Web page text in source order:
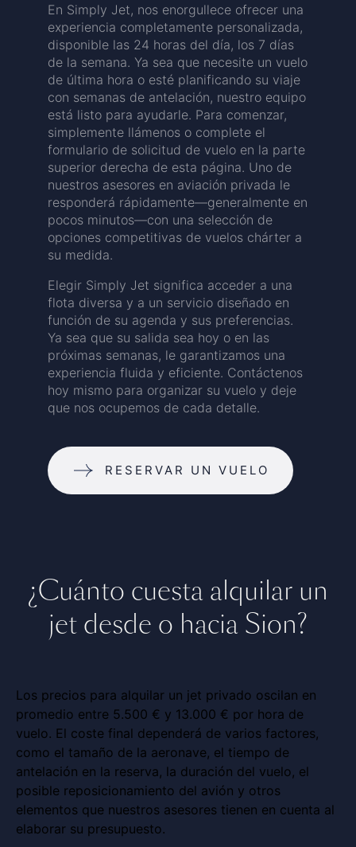
En Simply Jet, nos enorgullece ofrecer una
experiencia completamente personalizada,
disponible las 24 horas del día, los 7 días
de la semana. Ya sea que necesite un vuelo
de última hora o esté planificando su viaje
con semanas de antelación, nuestro equipo
está listo para ayudarle. Para comenzar,
simplemente llámenos o complete el
formulario de solicitud de vuelo en la parte
superior derecha de esta página. Uno de
nuestros asesores en aviación privada le
responderá rápidamente—generalmente en
pocos minutos—con una selección de
opciones competitivas de vuelos chárter a
su medida.
Elegir Simply Jet significa acceder a una
flota diversa y a un servicio diseñado en
función de su agenda y sus preferencias.
Ya sea que su salida sea hoy o en las
próximas semanas, le garantizamos una
experiencia fluida y eficiente. Contáctenos
hoy mismo para organizar su vuelo y deje
que nos ocupemos de cada detalle.
RESERVAR UN VUELO
¿Cuánto cuesta alquilar un
jet desde o hacia Sion?
Los precios para alquilar un jet privado oscilan en
promedio entre 5.500 € y 13.000 € por hora de
vuelo. El coste final dependerá de varios factores,
como el tamaño de la aeronave, el tiempo de
antelación en la reserva, la duración del vuelo, el
posible reposicionamiento del avión y otros
elementos que nuestros asesores tienen en cuenta al
elaborar su presupuesto.